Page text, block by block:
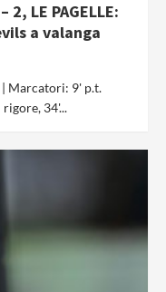
LE PAGELLE:
a valanga
| Marcatori: 9' p.t.
34'...